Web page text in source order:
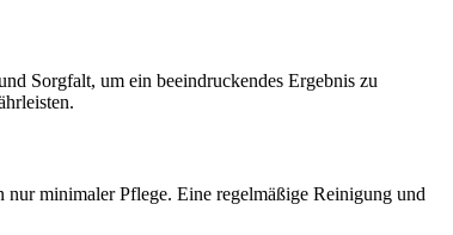
Sorgfalt, um ein beeindruckendes Ergebnis zu
nur minimaler Pflege. Eine regelmäßige Reinigung und